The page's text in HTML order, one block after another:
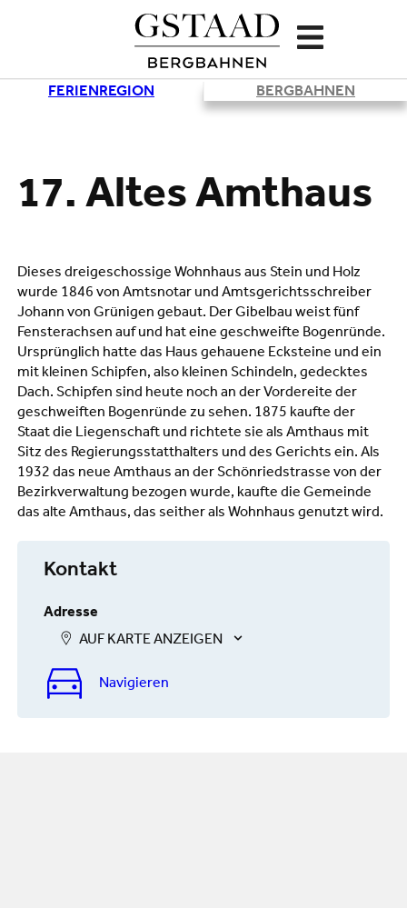
FERIENREGION BERGBAHNEN
17. Altes Amthaus
Dieses dreigeschossige Wohnhaus aus Stein und Holz
wurde 1846 von Amtsnotar und Amtsgerichtsschreiber
Johann von Grünigen gebaut. Der Gibelbau weist fünf
Fensterachsen auf und hat eine geschweifte Bogenründe.
Ursprünglich hatte das Haus gehauene Ecksteine und ein
mit kleinen Schipfen, also kleinen Schindeln, gedecktes
Dach. Schipfen sind heute noch an der Vordereite der
geschweiften Bogenründe zu sehen. 1875 kaufte der
Staat die Liegenschaft und richtete sie als Amthaus mit
Sitz des Regierungsstatthalters und des Gerichts ein. Als
1932 das neue Amthaus an der Schönriedstrasse von der
Bezirkverwaltung bezogen wurde, kaufte die Gemeinde
das alte Amthaus, das seither als Wohnhaus genutzt wird.
Kontakt
Adresse
AUF KARTE ANZEIGEN
Navigieren